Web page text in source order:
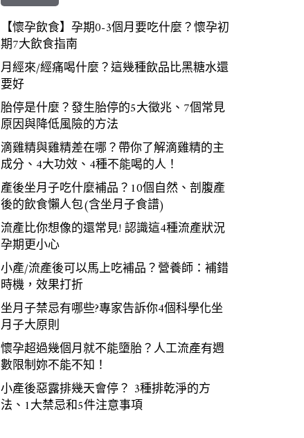
【懷孕飲食】孕期0-3個月要吃什麼？懷孕初
期7大飲食指南
月經來/經痛喝什麼？這幾種飲品比黑糖水還
要好
胎停是什麼？發生胎停的5大徵兆、7個常見
原因與降低風險的方法
滴雞精與雞精差在哪？帶你了解滴雞精的主
成分、4大功效、4種不能喝的人！
產後坐月子吃什麼補品？10個自然、剖腹產
後的飲食懶人包(含坐月子食譜)
流產比你想像的還常見! 認識這4種流產狀況
孕期更小心
小產/流產後可以馬上吃補品？營養師：補錯
時機，效果打折
坐月子禁忌有哪些?專家告訴你4個科學化坐
月子大原則
懷孕超過幾個月就不能墮胎？人工流產有週
數限制妳不能不知！
小產後惡露排幾天會停？ 3種排乾淨的方
法、1大禁忌和5件注意事項